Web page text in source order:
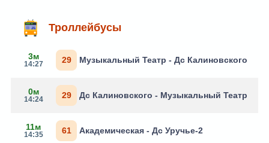
Троллейбусы
3м
14:27 29 Музыкальный Театр - Дс Калиновского
0м
14:24 29 Дс Калиновского - Музыкальный Театр
11м
14:35 61 Академическая - Дс Уручье-2